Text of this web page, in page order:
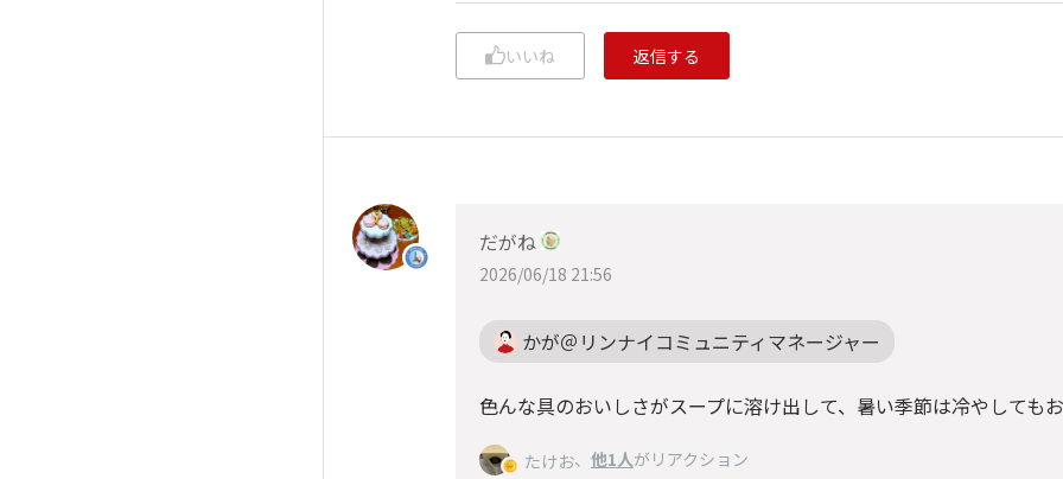
いいね 返信する
だがね
2026/06/18 21:56
かが＠リンナイコミュニティマネージャー
色んな具のおいしさがスープに溶け出して、暑い季節は冷やして
たけお、 他1人がリアクション